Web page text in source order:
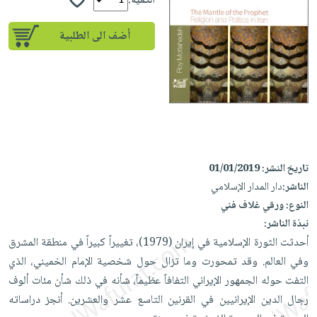
إختياراتنا
كتب
أكاديمية
صندوق
القراءة
iKitab
بلا
حدود
أسئلة
يتكرر
iKitab
على
Android
تحميل
iKitab
على
Apple
أسئلة
يتكرر
طرحها
تحميل
masmu3
على
masmu3
على
Apple
المواضيع
الأكثر
مبيعاً
إختياراتنا
وسائل
القراءة
جوائز
الصحة
والعناية
الشخصية
أجهزة
العناية
الشخصية
العناية
وتصفيف
الشعر
العناية
بالجسم
المطبخ
والسفرة
الكل
أواني
الطهي
أدوات
متجر
الهدايا
أقسام
أضف الى الطلبية
تاريخ النشر:01/01/2019
الناشر:دار المدار الإسلامي
النوع:ورقي غلاف فني
نبذة الناشر:
أحدثت الثورة الإسلامية في إيران (1979)، تغييراً كبيراً في منطقة المشرق
وفي العالم. وقد تمحورت وما تزال حول شخصية الإمام الخميني، الذي
التفت حوله الجمهور الإيراني التفافاً عظيماً، شأنه في ذلك شأن مئات ألوف
رجال الدين الإيرانيين في القرنين التاسع عشر والعشرين. أنجز دراساته